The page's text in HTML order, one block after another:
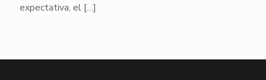
expectativa, el […]